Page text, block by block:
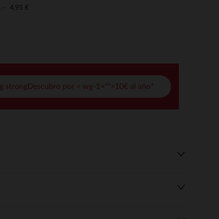
4,95 €
strongDescubro por < wg-1="">10€ al año*